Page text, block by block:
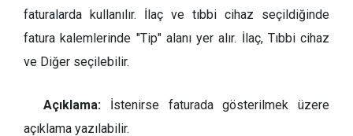
faturalarda kullanılır. İlaç ve tıbbi cihaz seçildiğinde
fatura kalemlerinde "Tip" alanı yer alır. İlaç, Tıbbi cihaz
ve Diğer seçilebilir.
Açıklama: İstenirse faturada gösterilmek üzere
açıklama yazılabilir.